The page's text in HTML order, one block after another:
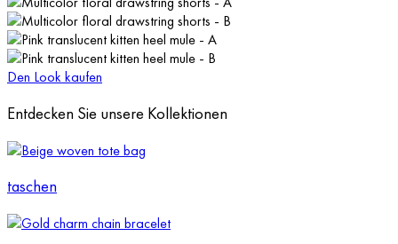
Den Look kaufen
Entdecken Sie unsere Kollektionen
taschen